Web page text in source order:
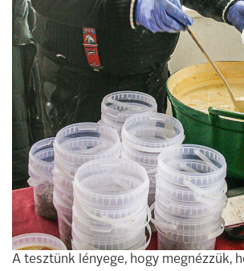
A tesztünk lényege, hogy megnézzük,